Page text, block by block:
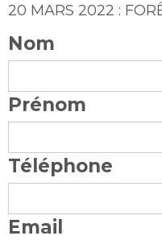
20 MARS 2022 :
Nom
Prénom
Téléphone
Email